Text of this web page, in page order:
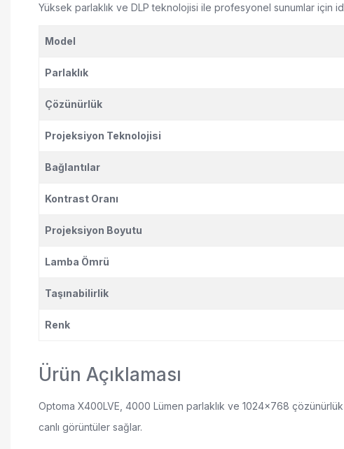
Yüksek parlaklık ve DLP teknolojisi ile profesyonel sunumlar için
Model
Parlaklık
Çözünürlük
Projeksiyon Teknolojisi
Bağlantılar
Kontrast Oranı
Projeksiyon Boyutu
Lamba Ömrü
Taşınabilirlik
Renk
Ürün Açıklaması
Optoma X400LVE, 4000 Lümen parlaklık ve 1024x768
canlı görüntüler sağlar.